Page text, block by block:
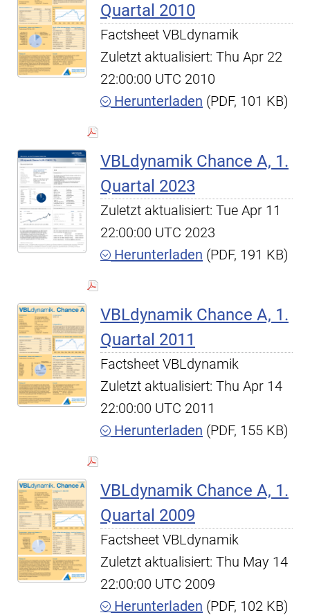
Quartal 2010
Factsheet VBLdynamik
Zuletzt aktualisiert: Thu Apr 22
22:00:00 UTC 2010
Herunterladen (PDF, 101 KB)
VBLdynamik Chance A, 1.
Quartal 2023
Zuletzt aktualisiert: Tue Apr 11
22:00:00 UTC 2023
Herunterladen (PDF, 191 KB)
VBLdynamik Chance A, 1.
Quartal 2011
Factsheet VBLdynamik
Zuletzt aktualisiert: Thu Apr 14
22:00:00 UTC 2011
Herunterladen (PDF, 155 KB)
VBLdynamik Chance A, 1.
Quartal 2009
Factsheet VBLdynamik
Zuletzt aktualisiert: Thu May 14
22:00:00 UTC 2009
Herunterladen (PDF, 102 KB)